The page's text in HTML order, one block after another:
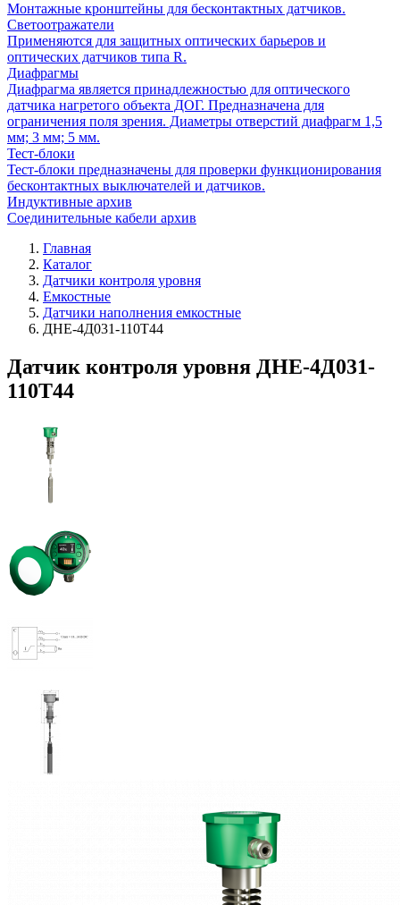
Монтажные кронштейны для бесконтактных датчиков.
Светоотражатели
Применяются для защитных оптических барьеров и
оптических датчиков типа R.
Диафрагмы
Диафрагма является принадлежностью для оптического
датчика нагретого объекта ДОГ. Предназначена для
ограничения поля зрения. Диаметры отверстий диафрагм 1,5
мм; 3 мм; 5 мм.
Тест-блоки
Тест-блоки предназначены для проверки функционирования
бесконтактных выключателей и датчиков.
Индуктивные архив
Соединительные кабели архив
Главная
Каталог
Датчики контроля уровня
Емкостные
Датчики наполнения емкостные
ДНЕ-4Д031-110Т44
Датчик контроля уровня ДНЕ-4Д031-
110Т44